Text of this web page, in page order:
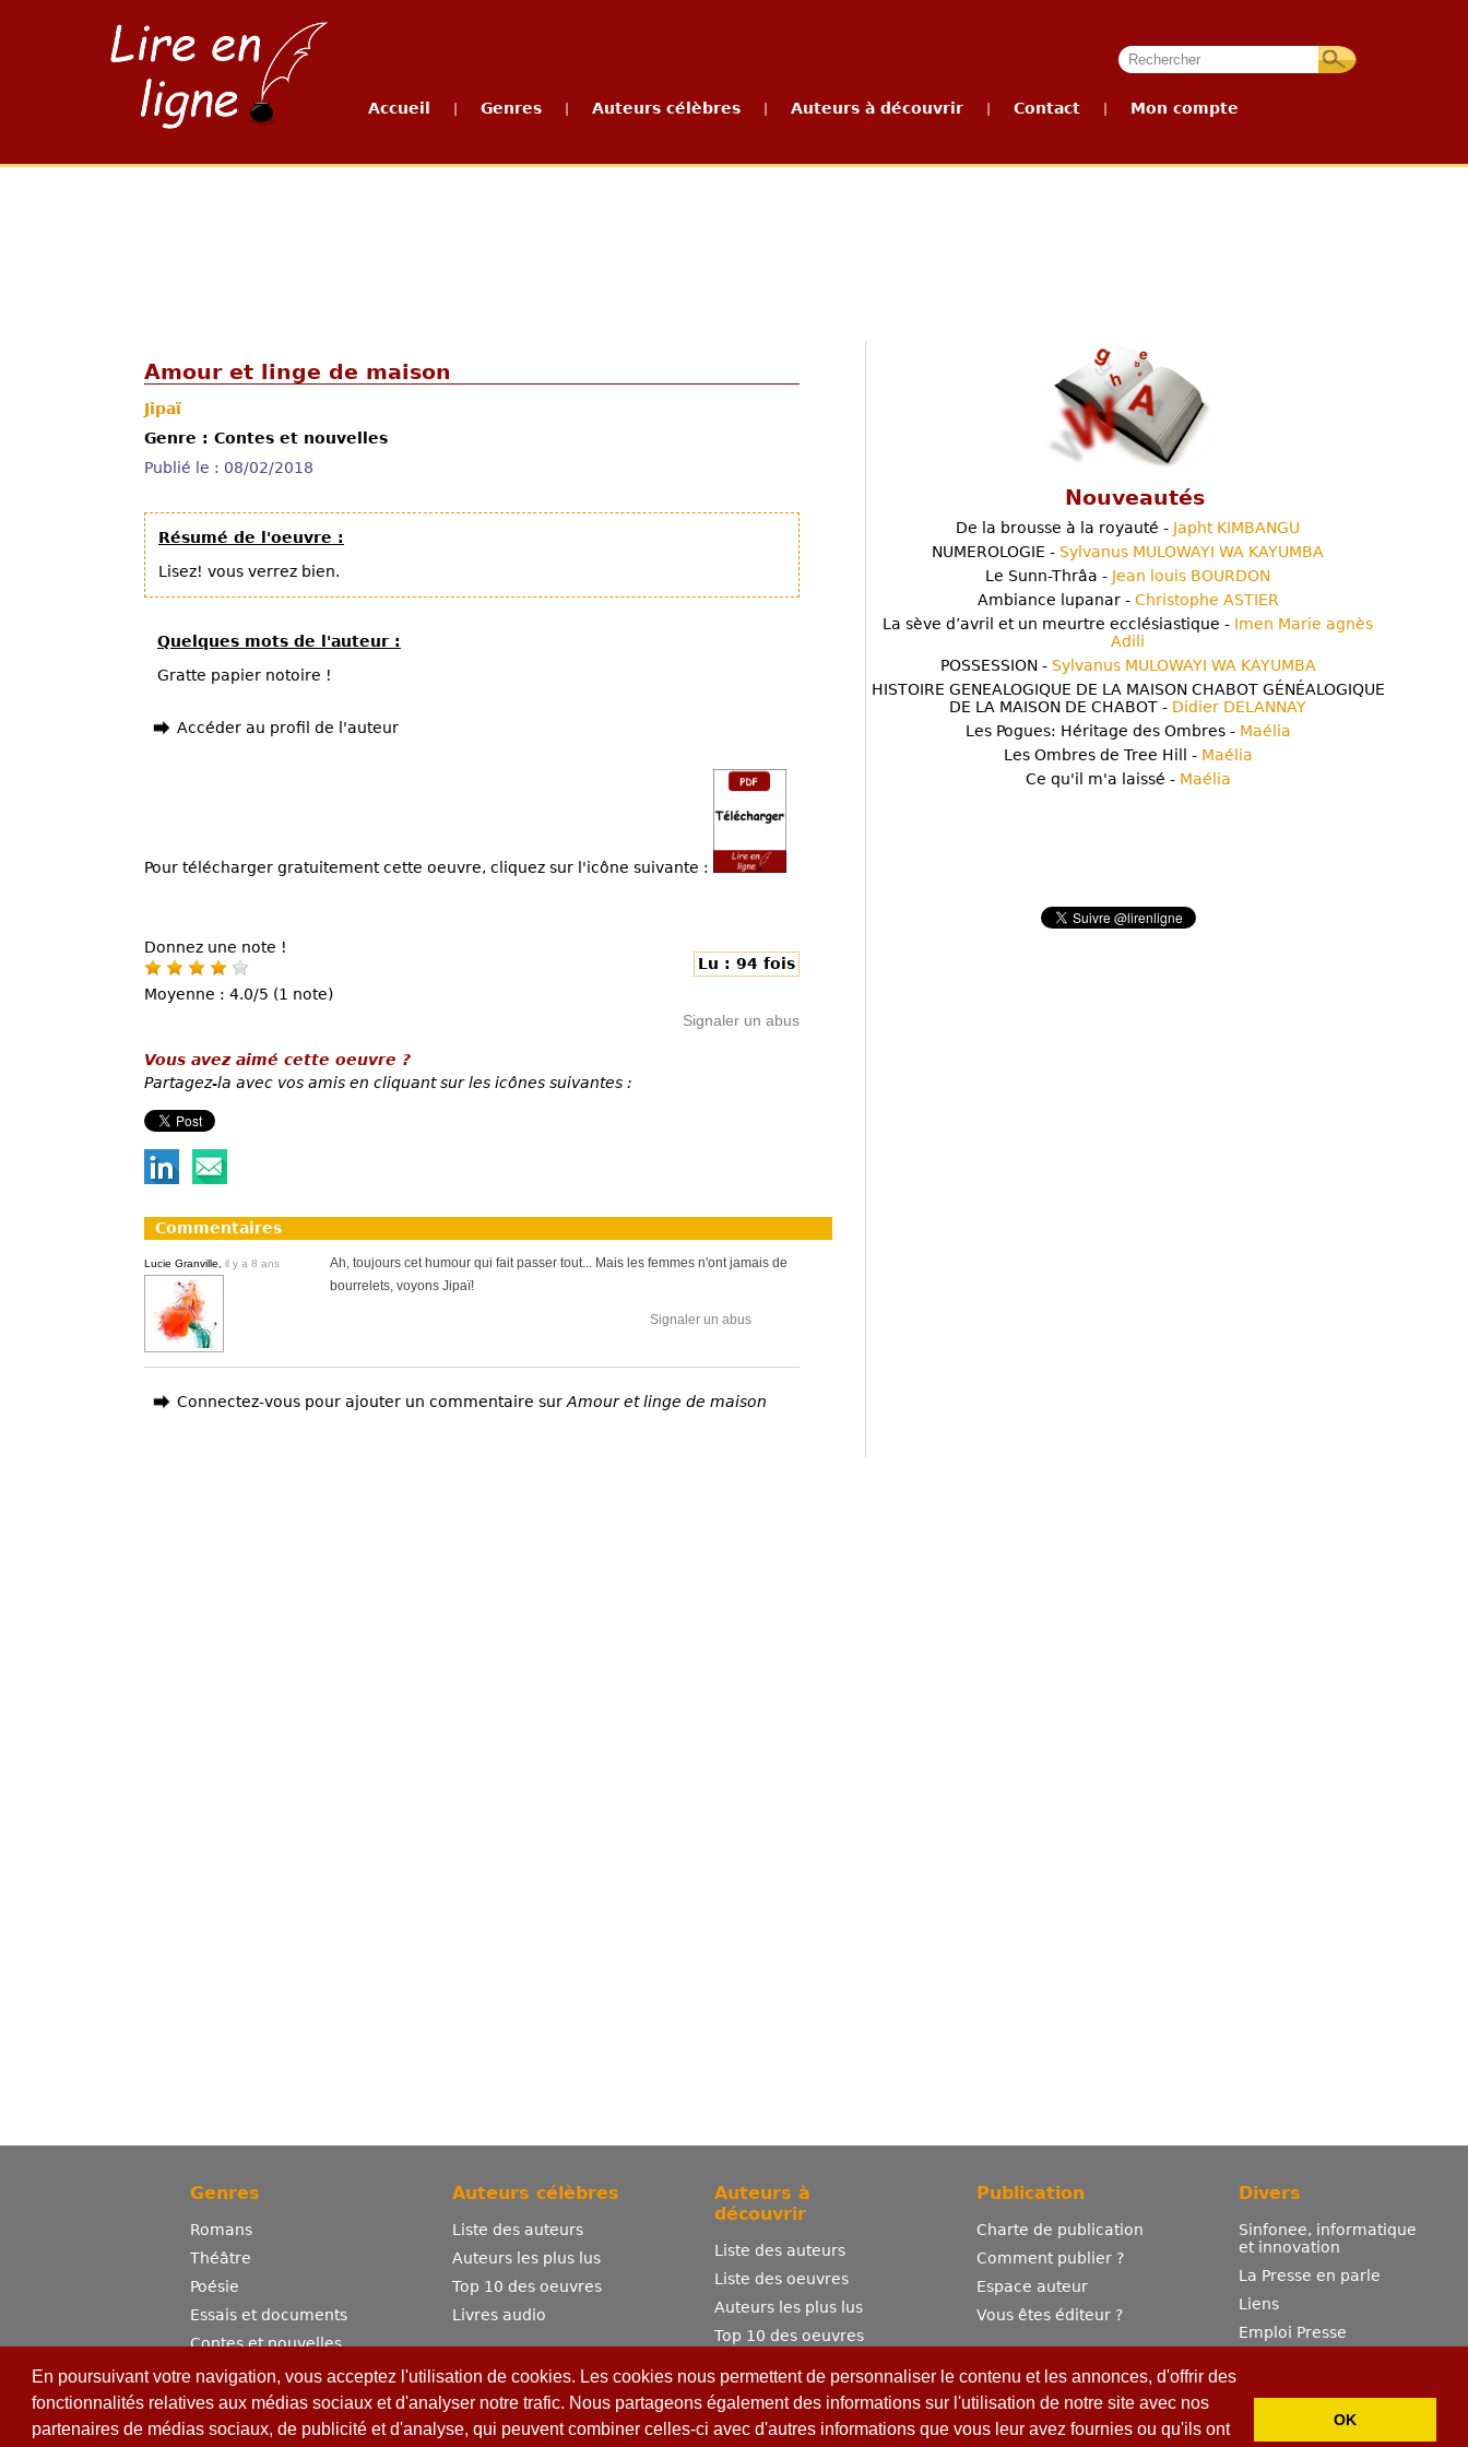
En poursuivant votre navigation, vous acceptez l'utilisation de cookies. Les cookies nous permettent de personnaliser le contenu et les annonces, d'offrir des
fonctionnalités relatives aux médias sociaux et d'analyser notre trafic. Nous partageons également des informations sur l'utilisation de notre site avec nos
partenaires de médias sociaux, de publicité et d'analyse, qui peuvent combiner celles-ci avec d'autres informations que vous leur avez fournies ou qu'ils ont
OK
Accueil Genres Auteurs célèbres Auteurs à découvrir Contact Mon compte
Amour et linge de maison
Jipaï
Genre : Contes et nouvelles
Publié le : 08/02/2018
Résumé de l'oeuvre :
Lisez! vous verrez bien.
Quelques mots de l'auteur :
Gratte papier notoire !
Accéder au profil de l'auteur
Pour télécharger gratuitement cette oeuvre, cliquez sur l'icône suivante :
Donnez une note !
Moyenne : 4.0/5 (1 note)
Lu : 94 fois
Signaler un abus
Vous avez aimé cette oeuvre ?
Partagez-la avec vos amis en cliquant sur les icônes suivantes :
Commentaires
Lucie Granville, il y a 8 ans
Ah, toujours cet humour qui fait passer tout... Mais les femmes n'ont jamais de
bourrelets, voyons Jipaï!
Signaler un abus
Connectez-vous pour ajouter un commentaire sur Amour et linge de maison
Nouveautés
De la brousse à la royauté - Japht KIMBANGU
NUMEROLOGIE - Sylvanus MULOWAYI WA KAYUMBA
Le Sunn-Thrâa - Jean louis BOURDON
Ambiance lupanar - Christophe ASTIER
La sève d’avril et un meurtre ecclésiastique - Imen Marie agnès
Adili
POSSESSION - Sylvanus MULOWAYI WA KAYUMBA
HISTOIRE GENEALOGIQUE DE LA MAISON CHABOT GÉNÉALOGIQUE
DE LA MAISON DE CHABOT - Didier DELANNAY
Les Pogues: Héritage des Ombres - Maélia
Les Ombres de Tree Hill - Maélia
Ce qu'il m'a laissé - Maélia
Genres
Romans
Théâtre
Poésie
Essais et documents
Contes et nouvelles
Dictionnaire
Sciences
Bandes dessinées
Auteurs célèbres
Liste des auteurs
Auteurs les plus lus
Top 10 des oeuvres
Livres audio
Auteurs à
découvrir
Liste des auteurs
Liste des oeuvres
Auteurs les plus lus
Top 10 des oeuvres
Publication
Charte de publication
Comment publier ?
Espace auteur
Vous êtes éditeur ?
Divers
Sinfonee, informatique
et innovation
La Presse en parle
Liens
Emploi Presse